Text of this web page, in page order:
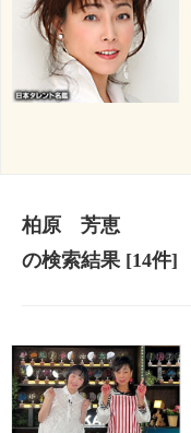
柏原 芳恵
の検索結果[14件]